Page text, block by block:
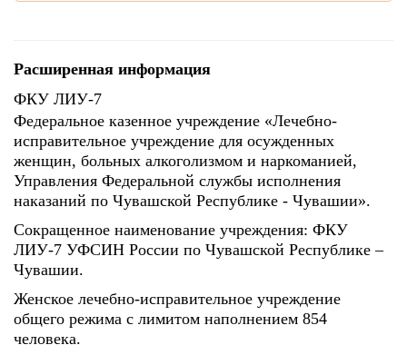
Расширенная информация
ФКУ ЛИУ-7
Федеральное казенное учреждение «Лечебно-
исправительное учреждение для осужденных
женщин, больных алкоголизмом и наркоманией,
Управления Федеральной службы исполнения
наказаний по Чувашской Республике - Чувашии».
Сокращенное наименование учреждения: ФКУ
ЛИУ-7 УФСИН России по Чувашской Республике –
Чувашии.
Женское лечебно-исправительное учреждение
общего режима с лимитом наполнением 854
человека.